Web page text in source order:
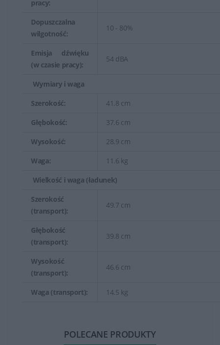
pracy:
Dopuszczalna
wilgotność:
10 - 80%
Emisja dźwięku
(w czasie pracy):
54 dBA
Wymiary i waga
Szerokość: 41.8 cm
Głębokość: 37.6 cm
Wysokość: 28.9 cm
Waga: 11.6 kg
Wielkość i waga (ładunek)
Szerokość
(transport):
49.7 cm
Głębokość
(transport):
39.8 cm
Wysokość
(transport):
46.6 cm
Waga (transport): 14.5 kg
POLECANE PRODUKTY